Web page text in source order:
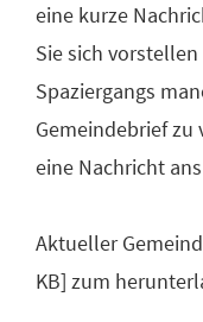
eine kurze
Sie sich
Spaziergangs
Gemeindebrief
eine Nachricht ans
Aktueller
KB] zum